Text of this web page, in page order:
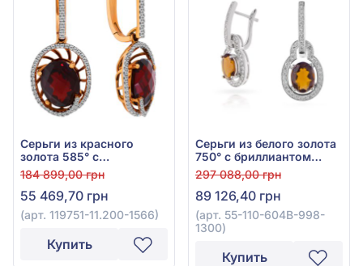
Серьги из красного
золота 585° с
бриллиантом 0,43ct и
гранатом 6,97ct, арт.
119751-11.200-1566
184 899,00 грн
55 469,70 грн
(арт. 119751-11.200-1566)
Купить
Серьги из белого золота
750° с бриллиантом
0,63ct и дымчатым
кварцем 3,3ct, арт. 55-
110-604B-998-1300
297 088,00 грн
89 126,40 грн
(арт. 55-110-604B-998-
1300)
Купить